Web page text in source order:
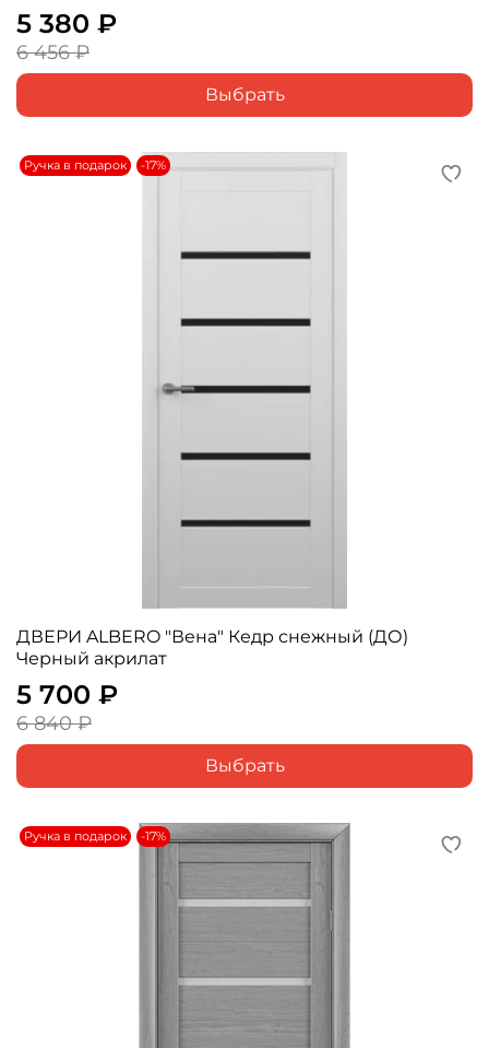
5 380 ₽
6 456 ₽
Выбрать
Ручка в подарок -17%
ДВЕРИ ALBERO "Вена" Кедр снежный (ДО)
Черный акрилат
5 700 ₽
6 840 ₽
Выбрать
Ручка в подарок -17%